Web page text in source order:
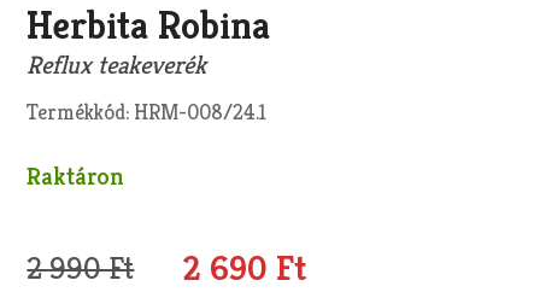
Herbita Robina
Reflux teakeverék
Termékkód: HRM-008/24.1
Raktáron
2 990 Ft 2 690 Ft